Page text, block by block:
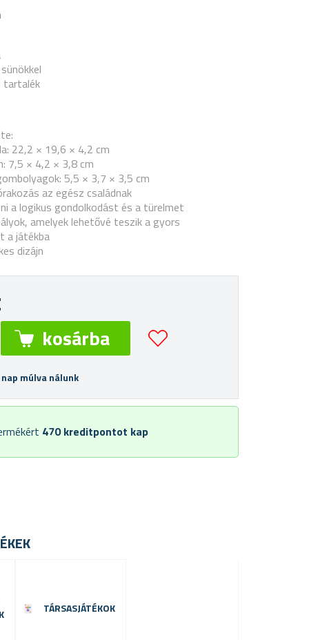
tartalék
22,2 × 19,6 × 4,2 cm
7,5 × 4,2 × 3,8 cm
5,5 × 3,7 × 3,5 cm
az egész családnak
a logikus gondolkodást és a türelmet
amelyek lehetővé teszik a gyors
a játékba
dizájn
nap múlva nálunk
470 kreditpontot kap
TÁRSASJÁTÉKOK